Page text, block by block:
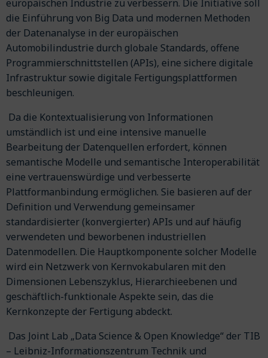
europäischen Industrie zu verbessern. Die Initiative soll
die Einführung von Big Data und modernen Methoden
der Datenanalyse in der europäischen
Automobilindustrie durch globale Standards, offene
Programmierschnittstellen (APIs), eine sichere digitale
Infrastruktur sowie digitale Fertigungsplattformen
beschleunigen.
Da die Kontextualisierung von Informationen
umständlich ist und eine intensive manuelle
Bearbeitung der Datenquellen erfordert, können
semantische Modelle und semantische Interoperabilität
eine vertrauenswürdige und verbesserte
Plattformanbindung ermöglichen. Sie basieren auf der
Definition und Verwendung gemeinsamer
standardisierter (konvergierter) APIs und auf häufig
verwendeten und beworbenen industriellen
Datenmodellen. Die Hauptkomponente solcher Modelle
wird ein Netzwerk von Kernvokabularen mit den
Dimensionen Lebenszyklus, Hierarchieebenen und
geschäftlich-funktionale Aspekte sein, das die
Kernkonzepte der Fertigung abdeckt.
Das Joint Lab „Data Science & Open Knowledge“ der TIB
– Leibniz-Informationszentrum Technik und